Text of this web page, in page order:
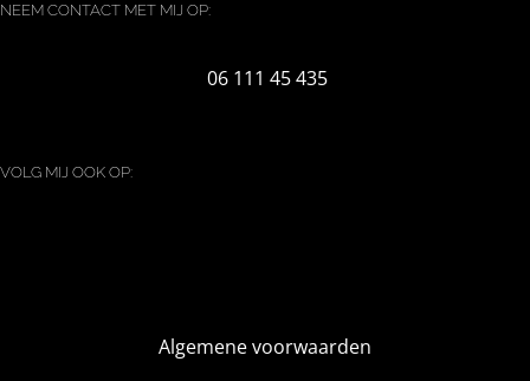
NEEM CONTACT MET MIJ OP:
06 111 45 435
VOLG MIJ OOK OP:
Algemene voorwaarden